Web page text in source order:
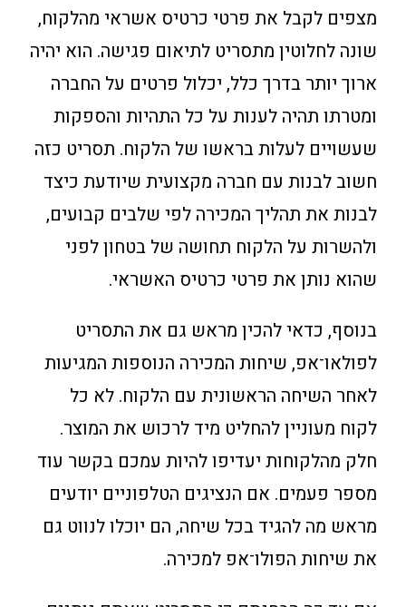
מצפים לקבל את פרטי כרטיס אשראי מהלקוח,
שונה לחלוטין מתסריט לתיאום פגישה. הוא יהיה
ארוך יותר בדרך כלל, יכלול פרטים על החברה
ומטרתו תהיה לענות על כל התהיות והספקות
שעשויים לעלות בראשו של הלקוח. תסריט כזה
חשוב לבנות עם חברה מקצועית שיודעת כיצד
לבנות את תהליך המכירה לפי שלבים קבועים,
ולהשרות על הלקוח תחושה של בטחון לפני
שהוא נותן את פרטי כרטיס האשראי.
בנוסף, כדאי להכין מראש גם את התסריט
לפולאו־אפ, שיחות המכירה הנוספות המגיעות
לאחר השיחה הראשונית עם הלקוח. לא כל
לקוח מעוניין להחליט מיד לרכוש את המוצר.
חלק מהלקוחות יעדיפו להיות עמכם בקשר עוד
מספר פעמים. אם הנציגים הטלפוניים יודעים
מראש מה להגיד בכל שיחה, הם יוכלו לנווט גם
את שיחות הפולו־אפ למכירה.